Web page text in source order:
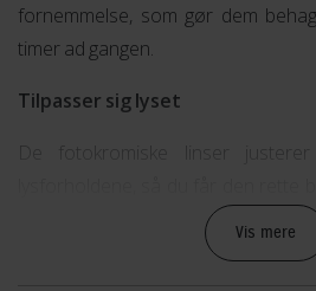
fornemmelse, som gør dem
timer ad gangen.
Tilpasser sig lyset
De fotokromiske linser
skygge. Det gør brillen praktisk på
kan variere, og hvor du helst
Vis mere